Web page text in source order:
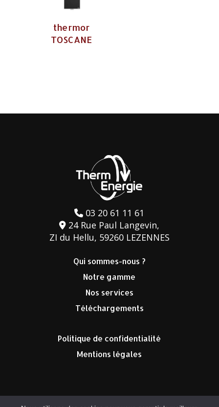
thermor
TOSCANE
03 20 61 11 61
24 Rue Paul Langevin,
ZI du Hellu, 59260 LEZENNES
Qui sommes-nous ?
Notre gamme
Nos services
Téléchargements
Politique de confidentialité
Mentions légales